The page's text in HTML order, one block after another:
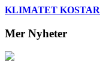
KLIMATET KOSTAR
Mer Nyheter